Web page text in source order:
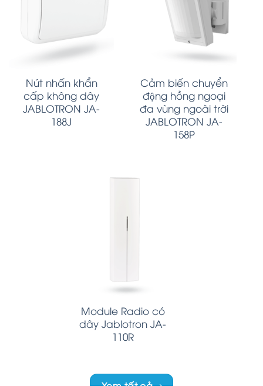
Nút nhấn khẩn
cấp không dây
JABLOTRON JA-
188J
Cảm biến chuyển
động hồng ngoại
đa vùng ngoài trời
JABLOTRON JA-
158P
Module Radio có
dây Jablotron JA-
110R